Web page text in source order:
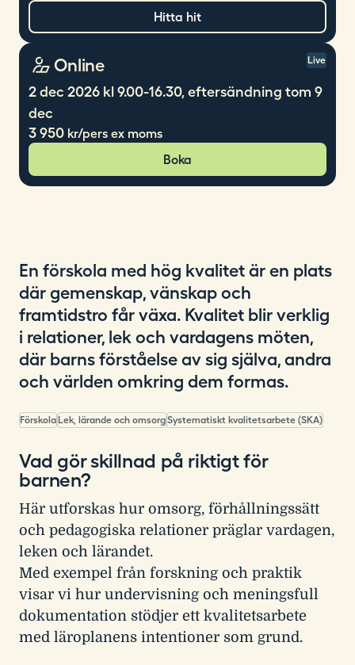
En förskola med hög kvalitet är en plats
där gemenskap, vänskap och
framtidstro får växa. Kvalitet blir verklig
i relationer, lek och vardagens möten,
där barns förståelse av sig själva, andra
och världen omkring dem formas.
Förskola Lek, lärande och omsorgSystematiskt kvalitetsarbete (SKA)
Vad gör skillnad på riktigt för
barnen?
Här utforskas hur omsorg, förhållningssätt
och pedagogiska relationer präglar vardagen,
leken och lärandet.
Med exempel från forskning och praktik
visar vi hur undervisning och meningsfull
dokumentation stödjer ett kvalitetsarbete
med läroplanens intentioner som grund.
Hitta hit
Live
Online
2 dec 2026 kl 9.00-16.30, eftersändning tom 9
dec
3 950 kr/pers ex moms
Boka